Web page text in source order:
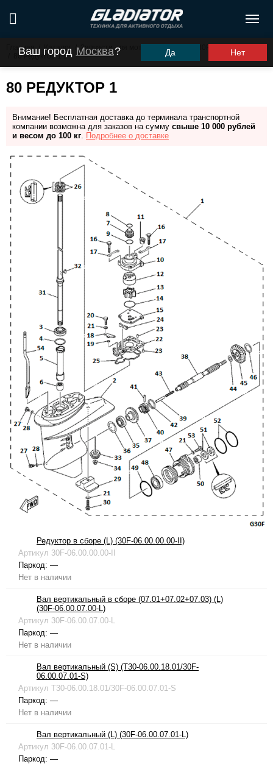
Ваш город Москва? Да Нет
Главная / Каталог Запчасти для моторов ПЛМ
G30FHS (G30FES)
80 Редуктор 1
80 РЕДУКТОР 1
Внимание! Бесплатная доставка до терминала транспортной
компании возможна для заказов на сумму свыше 10 000 рублей
и весом до 100 кг. Подробнее о доставке
Редуктор в сборе (L) (30F-06.00.00.00-II)
Артикул 30F-06.00.00.00-II
Паркод: —
Нет в наличии
Вал вертикальный в сборе (07.01+07.02+07.03) (L)
(30F-06.00.07.00-L)
Артикул 30F-06.00.07.00-L
Паркод: —
Нет в наличии
Вал вертикальный (S) (T30-06.00.18.01/30F-
06.00.07.01-S)
Артикул T30-06.00.18.01/30F-06.00.07.01-S
Паркод: —
Нет в наличии
Вал вертикальный (L) (30F-06.00.07.01-L)
Артикул 30F-06.00.07.01-L
Паркод: —